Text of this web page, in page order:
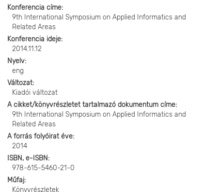
Konferencia címe
9th International Symposium on Applied Informatics and
Related Areas
Konferencia ideje
2014.11.12
Nyelv
eng
Változat
Kiadói változat
A cikket/könyvrészletet tartalmazó dokumentum címe
9th International Symposium on Applied Informatics and
Related Areas
A forrás folyóirat éve
2014
ISBN, e-ISBN
978-615-5460-21-0
Műfaj
Könyvrészletek